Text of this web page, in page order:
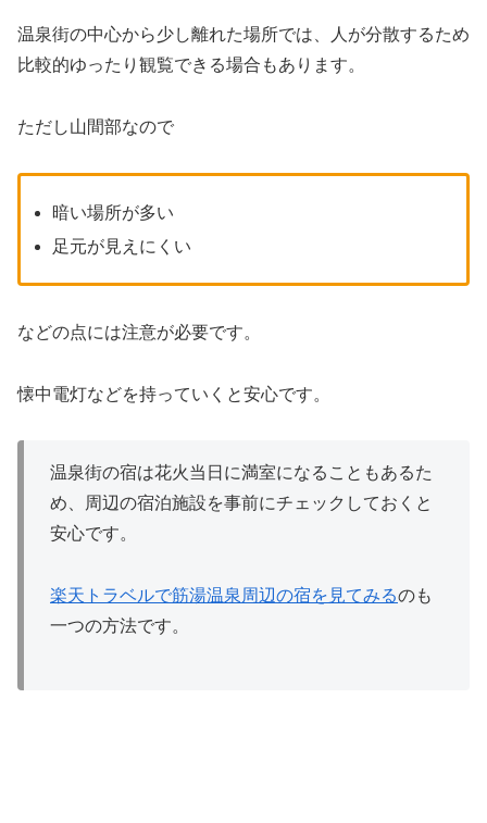
温泉街の中心から少し離れた場所では、人が分散するため
比較的ゆったり観覧できる場合もあります。
ただし山間部なので
暗い場所が多い
足元が見えにくい
などの点には注意が必要です。
懐中電灯などを持っていくと安心です。
温泉街の宿は花火当日に満室になることもあるた
め、周辺の宿泊施設を事前にチェックしておくと
安心です。
楽天トラベルで筋湯温泉周辺の宿を見てみるのも
一つの方法です。